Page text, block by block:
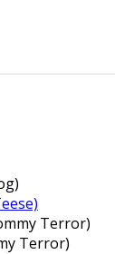
Terror)
Terror)